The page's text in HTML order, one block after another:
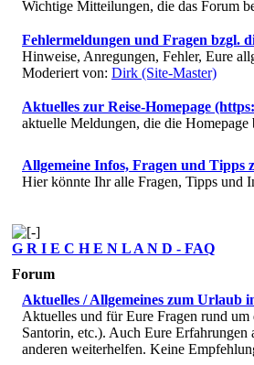
Wichtige Mitteilungen, die das Forum
Fehlermeldungen und Fragen bzgl.
Hinweise, Anregungen, Fehler, Eure
Moderiert von: Dirk (Site-Master)
Aktuelles zur Reise-Homepage
aktuelle Meldungen, die die Homepage
Allgemeine Infos, Fragen und Tipps
Hier könnte Ihr alle Fragen, Tipps und
G R I E C H E N L A N D - FAQ
Forum
Aktuelles / Allgemeines zum Urlaub
Aktuelles und für Eure Fragen rund
Santorin, etc.). Auch Eure
anderen weiterhelfen. Keine